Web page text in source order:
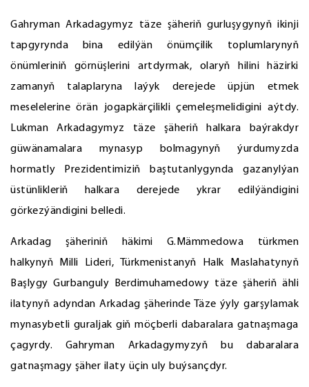
Gahryman Arkadagymyz täze şäheriň gurluşygynyň ikinji
tapgyrynda bina edilýän önümçilik toplumlarynyň
önümleriniň görnüşlerini artdyrmak, olaryň hilini häzirki
zamanyň talaplaryna laýyk derejede üpjün etmek
meselelerine örän jogapkärçilikli çemeleşmelidigini aýtdy.
Lukman Arkadagymyz täze şäheriň halkara baýrakdyr
güwänamalara mynasyp bolmagynyň ýurdumyzda
hormatly Prezidentimiziň baştutanlygynda gazanylýan
üstünlikleriň halkara derejede ykrar edilýändigini
görkezýändigini belledi.
Arkadag şäheriniň häkimi G.Mämmedowa türkmen
halkynyň Milli Lideri, Türkmenistanyň Halk Maslahatynyň
Başlygy Gurbanguly Berdimuhamedowy täze şäheriň ähli
ilatynyň adyndan Arkadag şäherinde Täze ýyly garşylamak
mynasybetli guraljak giň möçberli dabaralara gatnaşmaga
çagyrdy. Gahryman Arkadagymyzyň bu dabaralara
gatnaşmagy şäher ilaty üçin uly buýsançdyr.